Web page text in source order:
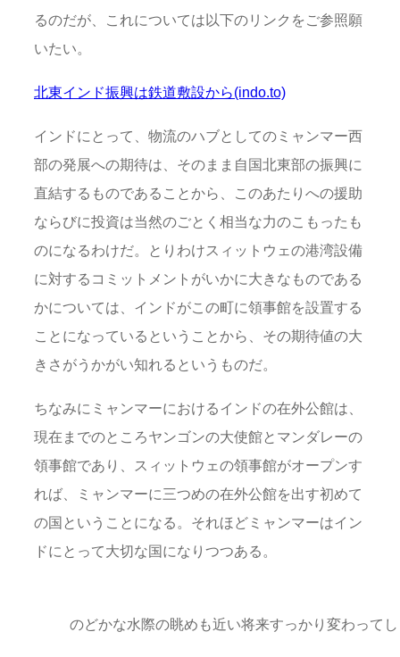
るのだが、これについては以下のリンクをご参照願
いたい。
北東インド振興は鉄道敷設から(indo.to)
インドにとって、物流のハブとしてのミャンマー西
部の発展への期待は、そのまま自国北東部の振興に
直結するものであることから、このあたりへの援助
ならびに投資は当然のごとく相当な力のこもったも
のになるわけだ。とりわけスィットウェの港湾設備
に対するコミットメントがいかに大きなものである
かについては、インドがこの町に領事館を設置する
ことになっているということから、その期待値の大
きさがうかがい知れるというものだ。
ちなみにミャンマーにおけるインドの在外公館は、
現在までのところヤンゴンの大使館とマンダレーの
領事館であり、スィットウェの領事館がオープンす
れば、ミャンマーに三つめの在外公館を出す初めて
の国ということになる。それほどミャンマーはイン
ドにとって大切な国になりつつある。
のどかな水際の眺めも近い将来すっかり変わって